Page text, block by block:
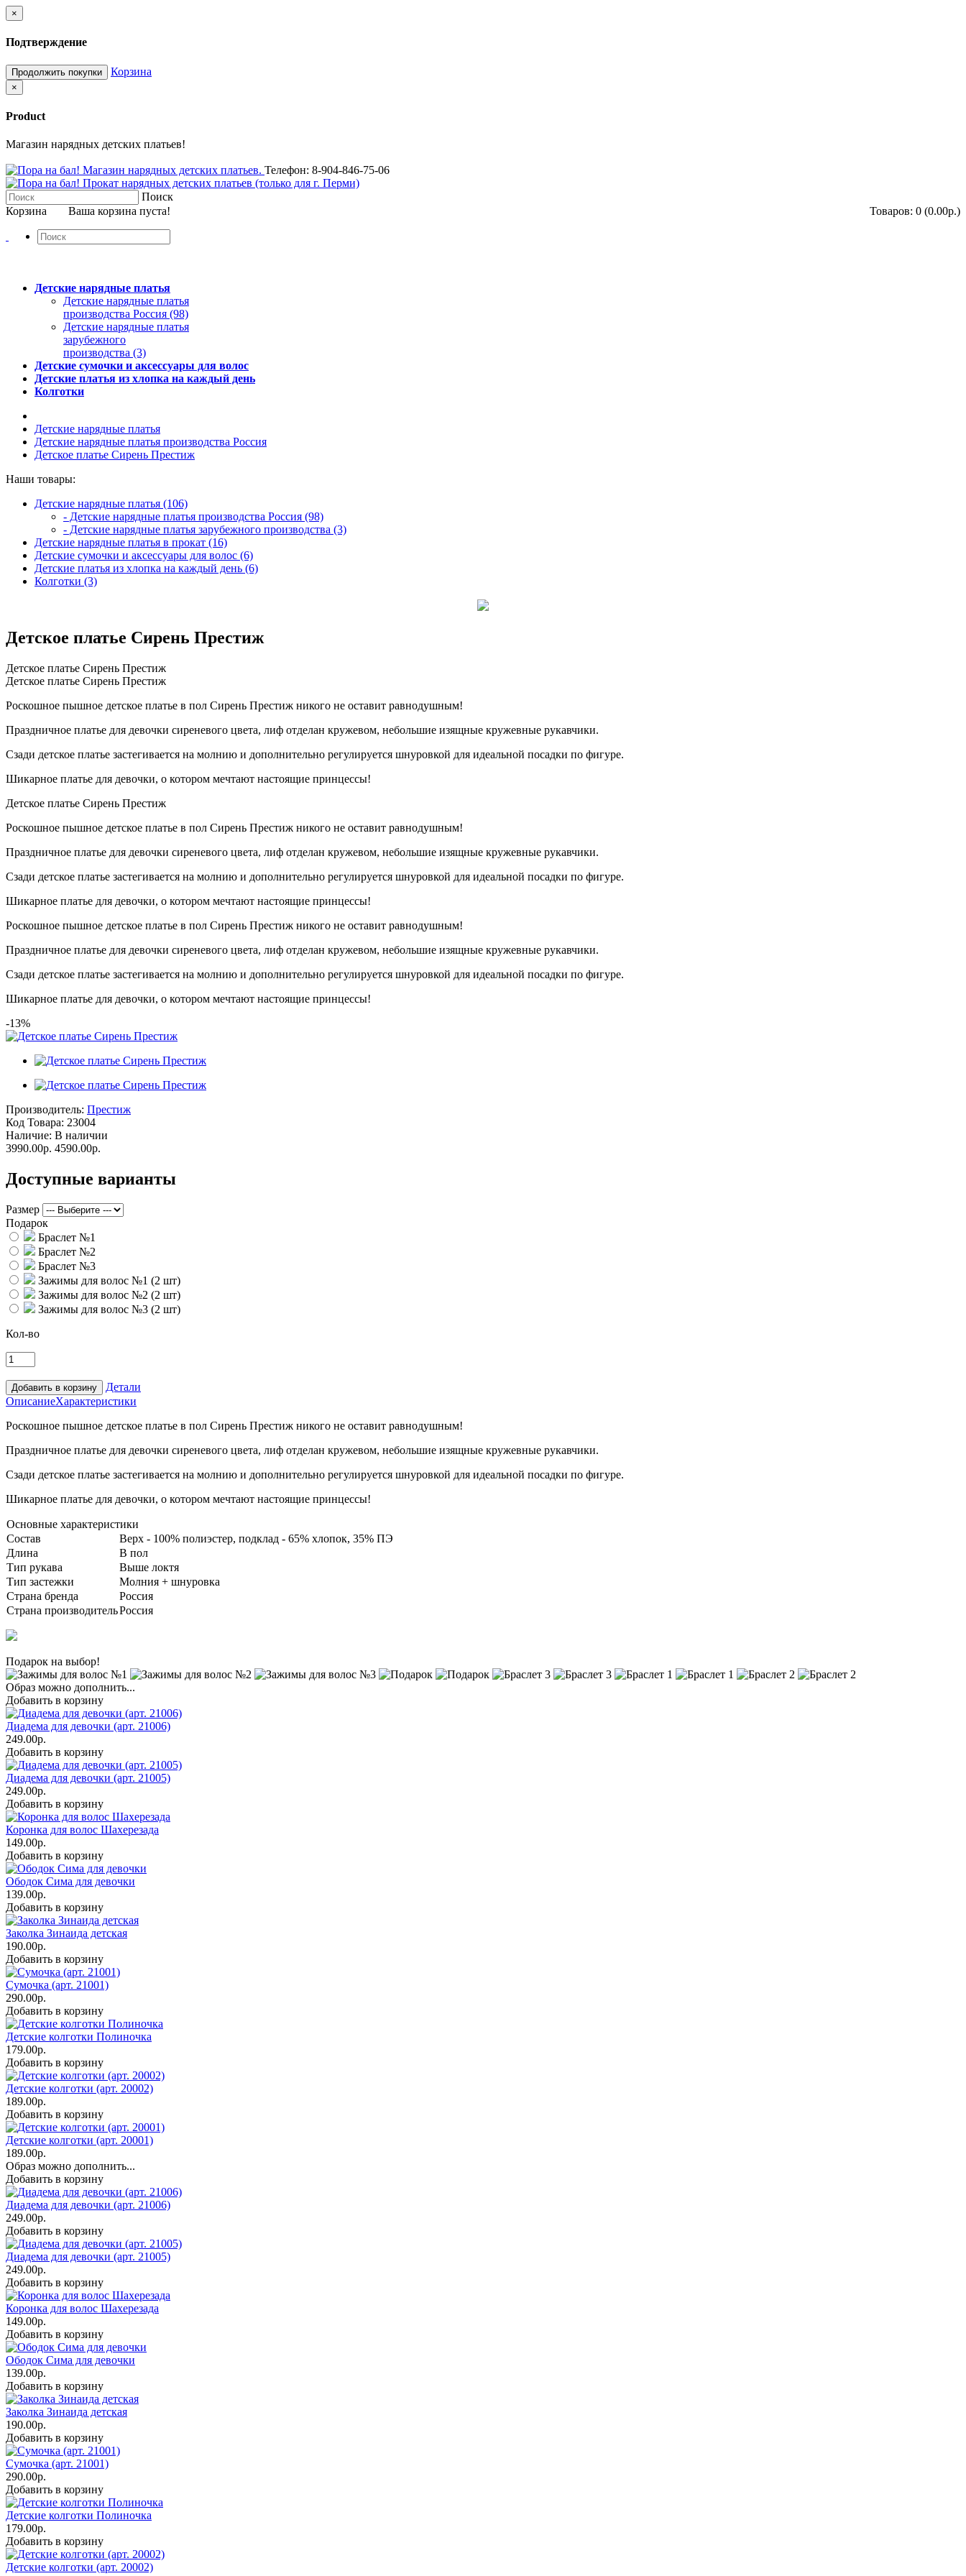
×
Подтверждение
Продолжить покупки Корзина
×
Product
Магазин нарядных детских платьев!
Телефон: 8-904-846-75-06
Поиск
Корзина
Товаров: 0 (0.00р.)
Ваша корзина пуста!
Детские нарядные платья
Детские нарядные платья
производства Россия (98)
Детские нарядные платья
зарубежного
производства (3)
Детские сумочки и аксессуары для волос
Детские платья из хлопка на каждый день
Колготки
Детские нарядные платья
Детские нарядные платья производства Россия
Детское платье Сирень Престиж
Наши товары:
Детские нарядные платья (106)
- Детские нарядные платья производства Россия (98)
- Детские нарядные платья зарубежного производства (3)
Детские нарядные платья в прокат (16)
Детские сумочки и аксессуары для волос (6)
Детские платья из хлопка на каждый день (6)
Колготки (3)
Детское платье Сирень Престиж
Детское платье Сирень Престиж
Детское платье Сирень Престиж
Роскошное пышное детское платье в пол Сирень Престиж никого не оставит равнодушным!
Праздничное платье для девочки сиреневого цвета, лиф отделан кружевом, небольшие изящные кружевные рукавчики.
Сзади детское платье застегивается на молнию и дополнительно регулируется шнуровкой для идеальной посадки по фигуре.
Шикарное платье для девочки, о котором мечтают настоящие принцессы!
Детское платье Сирень Престиж
Роскошное пышное детское платье в пол Сирень Престиж никого не оставит равнодушным!
Праздничное платье для девочки сиреневого цвета, лиф отделан кружевом, небольшие изящные кружевные рукавчики.
Сзади детское платье застегивается на молнию и дополнительно регулируется шнуровкой для идеальной посадки по фигуре.
Шикарное платье для девочки, о котором мечтают настоящие принцессы!
Роскошное пышное детское платье в пол Сирень Престиж никого не оставит равнодушным!
Праздничное платье для девочки сиреневого цвета, лиф отделан кружевом, небольшие изящные кружевные рукавчики.
Сзади детское платье застегивается на молнию и дополнительно регулируется шнуровкой для идеальной посадки по фигуре.
Шикарное платье для девочки, о котором мечтают настоящие принцессы!
-13%
Производитель: Престиж
Код Товара: 23004
Наличие: В наличии
3990.00р. 4590.00р.
Доступные варианты
Размер
Подарок
Браслет №1
Браслет №2
Браслет №3
Зажимы для волос №1 (2 шт)
Зажимы для волос №2 (2 шт)
Зажимы для волос №3 (2 шт)
Кол-во
Детали
ОписаниеХарактеристики
Роскошное пышное детское платье в пол Сирень Престиж никого не оставит равнодушным!
Праздничное платье для девочки сиреневого цвета, лиф отделан кружевом, небольшие изящные кружевные рукавчики.
Сзади детское платье застегивается на молнию и дополнительно регулируется шнуровкой для идеальной посадки по фигуре.
Шикарное платье для девочки, о котором мечтают настоящие принцессы!
Основные характеристики
Состав
Верх - 100% полиэстер, подклад - 65% хлопок, 35% ПЭ
Длина
В пол
Тип рукава
Выше локтя
Тип застежки
Молния + шнуровка
Страна бренда
Россия
Страна производительРоссия
Подарок на выбор!
Образ можно дополнить...
Добавить в корзину
Диадема для девочки (арт. 21006)
249.00р.
Добавить в корзину
Диадема для девочки (арт. 21005)
249.00р.
Добавить в корзину
Коронка для волос Шахерезада
149.00р.
Добавить в корзину
Ободок Сима для девочки
139.00р.
Добавить в корзину
Заколка Зинаида детская
190.00р.
Добавить в корзину
Сумочка (арт. 21001)
290.00р.
Добавить в корзину
Детские колготки Полиночка
179.00р.
Добавить в корзину
Детские колготки (арт. 20002)
189.00р.
Добавить в корзину
Детские колготки (арт. 20001)
189.00р.
Образ можно дополнить...
Добавить в корзину
Диадема для девочки (арт. 21006)
249.00р.
Добавить в корзину
Диадема для девочки (арт. 21005)
249.00р.
Добавить в корзину
Коронка для волос Шахерезада
149.00р.
Добавить в корзину
Ободок Сима для девочки
139.00р.
Добавить в корзину
Заколка Зинаида детская
190.00р.
Добавить в корзину
Сумочка (арт. 21001)
290.00р.
Добавить в корзину
Детские колготки Полиночка
179.00р.
Добавить в корзину
Детские колготки (арт. 20002)